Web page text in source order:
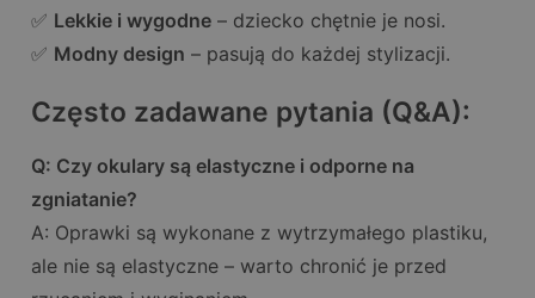
✅ Lekkie i wygodne – dziecko chętnie je nosi.
✅ Modny design – pasują do każdej stylizacji.
Często zadawane pytania (Q&A):
Q: Czy okulary są elastyczne i odporne na
zgniatanie?
A: Oprawki są wykonane z wytrzymałego plastiku,
ale nie są elastyczne – warto chronić je przed